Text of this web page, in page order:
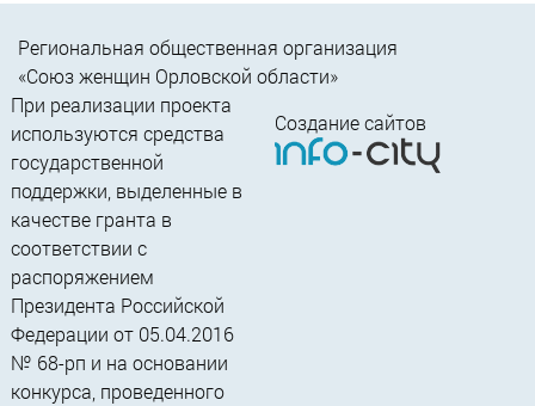
Региональная общественная организация
«Союз женщин Орловской области»
При реализации проекта
используются средства
государственной
поддержки, выделенные в
качестве гранта в
соответствии c
распоряжением
Президента Российской
Федерации от 05.04.2016
№ 68-рп и на основании
конкурса, проведенного
Создание сайтов